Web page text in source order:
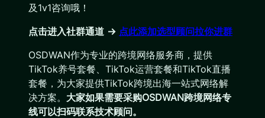
及1v1咨询哦！
点击进入社群通道 → 点此添加选型顾问拉你进群
OSDWAN作为专业的跨境网络服务商，提供
TikTok养号套餐、TikTok运营套餐和TikTok直播
套餐，为大家提供TikTok跨境出海一站式网络解
决方案。 大家如果需要采购OSDWAN跨境网络专
线可以扫码联系技术顾问。